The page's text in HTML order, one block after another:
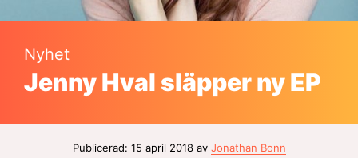
Nyhet
Jenny Hval släpper ny EP
Publicerad: 15 april 2018 av Jonathan Bonn